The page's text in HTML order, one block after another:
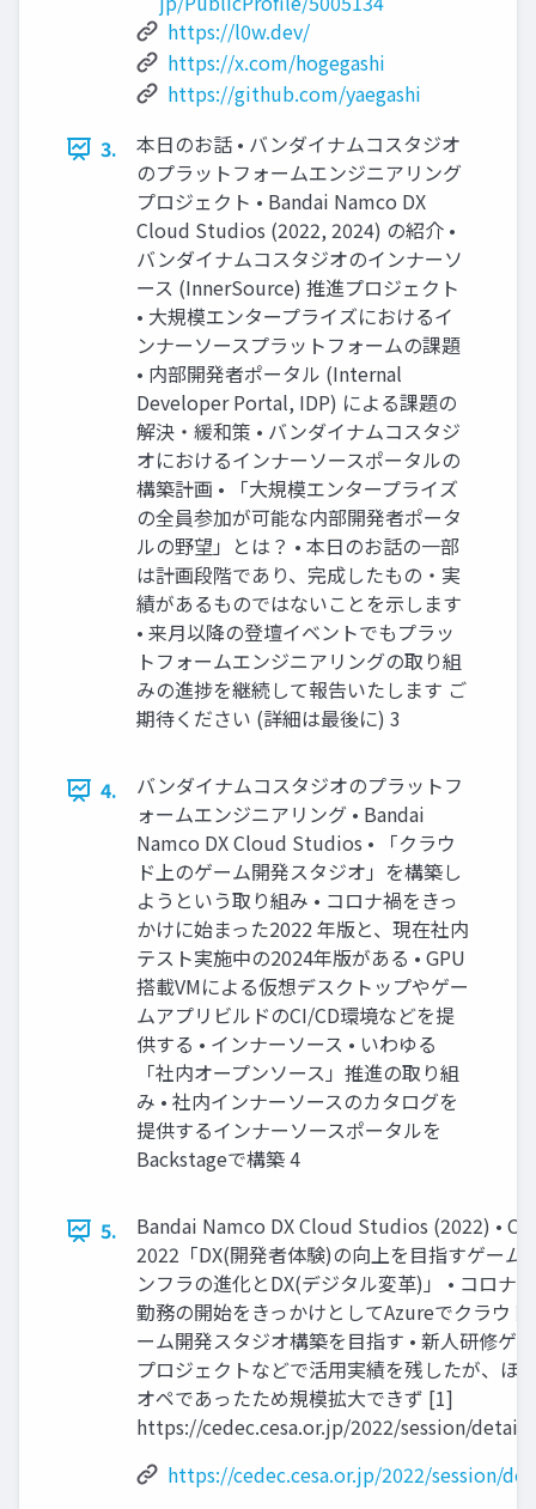
https://l0w.dev/
https://x.com/hogegashi
https://github.com/yaegashi
3.
本日のお話 • バンダイナムコスタジオ
のプラットフォームエンジニアリング
プロジェクト • Bandai Namco DX
Cloud Studios (2022, 2024) の紹介 •
バンダイナムコスタジオのインナーソ
ース (InnerSource) 推進プロジェクト
• 大規模エンタープライズにおけるイ
ンナーソースプラットフォームの課題
• 内部開発者ポータル (Internal
Developer Portal, IDP) による課題の
解決・緩和策 • バンダイナムコスタジ
オにおけるインナーソースポータルの
構築計画 • 「大規模エンタープライズ
の全員参加が可能な内部開発者ポータ
ルの野望」とは？ • 本日のお話の一部
は計画段階であり、完成したもの・実
績があるものではないことを示します
• 来月以降の登壇イベントでもプラッ
トフォームエンジニアリングの取り組
みの進捗を継続して報告いたします ご
期待ください (詳細は最後に) 3
4.
バンダイナムコスタジオのプラットフ
ォームエンジニアリング • Bandai
Namco DX Cloud Studios • 「クラウ
ド上のゲーム開発スタジオ」を構築し
ようという取り組み • コロナ禍をきっ
かけに始まった2022 年版と、現在社内
テスト実施中の2024年版がある • GPU
搭載VMによる仮想デスクトップやゲー
ムアプリビルドのCI/CD環境などを提
供する • インナーソース • いわゆる
「社内オープンソース」推進の取り組
み • 社内インナーソースのカタログを
提供するインナーソースポータルを
Backstageで構築 4
5.
Bandai Namco DX Cloud Studios (2022) •
2022「DX(開発者体験)の向上を目指すゲーム
ンフラの進化とDX(デジタル変革)」 • コロナ
勤務の開始をきっかけとしてAzureでクラウ
ーム開発スタジオ構築を目指す • 新人研修ゲ
プロジェクトなどで活用実績を残したが、ほ
オペであったため規模拡大できず [1]
https://cedec.cesa.or.jp/2022/session/detail/
https://cedec.cesa.or.jp/2022/session/